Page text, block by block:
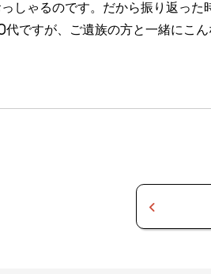
しゃるのです。だから振り返っ
ですが、ご遺族の方と一緒にこ